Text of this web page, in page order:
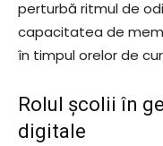
perturbă ritmul de
capacitatea de
în timpul orelor de
Rolul școlii în
digitale